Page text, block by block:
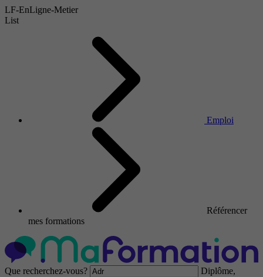
LF-EnLigne-Metier
List
Emploi
Référencer
mes formations
Que recherchez-vous?
Diplôme,